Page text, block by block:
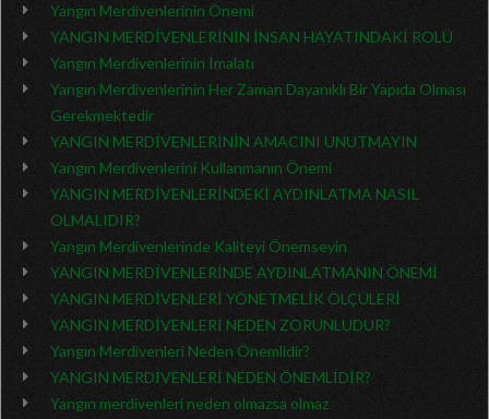
Yangın Merdivenlerinin Önemi
YANGIN MERDİVENLERİNİN İNSAN HAYATINDAKİ ROLÜ
Yangın Merdivenlerinin İmalatı
Yangın Merdivenlerinin Her Zaman Dayanıklı Bir Yapıda Olması
Gerekmektedir
YANGIN MERDİVENLERİNİN AMACINI UNUTMAYIN
Yangın Merdivenlerini Kullanmanın Önemi
YANGIN MERDİVENLERİNDEKİ AYDINLATMA NASIL
OLMALIDIR?
Yangın Merdivenlerinde Kaliteyi Önemseyin
YANGIN MERDİVENLERİNDE AYDINLATMANIN ÖNEMİ
YANGIN MERDİVENLERİ YÖNETMELİK ÖLÇÜLERİ
YANGIN MERDİVENLERİ NEDEN ZORUNLUDUR?
Yangın Merdivenleri Neden Önemlidir?
YANGIN MERDİVENLERİ NEDEN ÖNEMLİDİR?
Yangın merdivenleri neden olmazsa olmaz